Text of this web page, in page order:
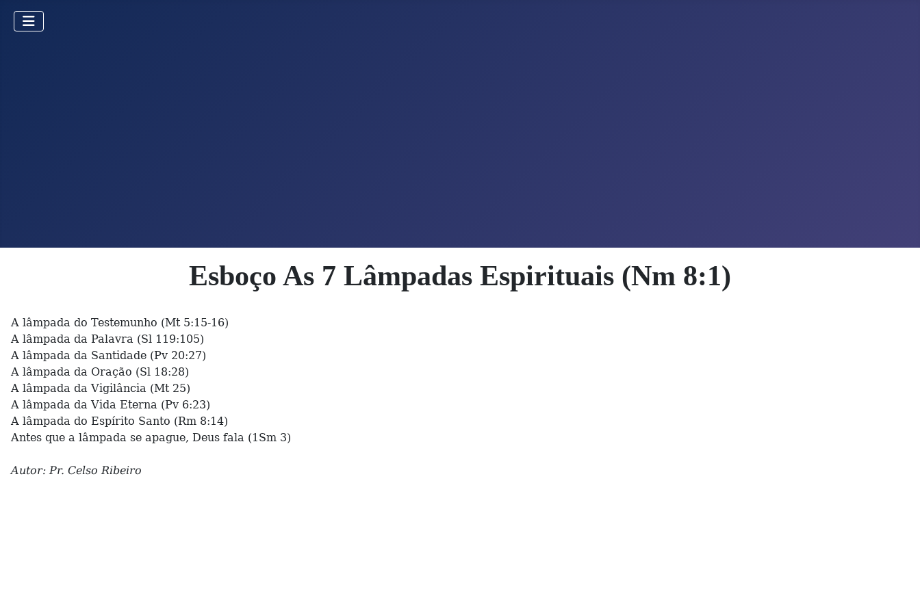
Esboço As 7 Lâmpadas Espirituais (Nm 8:1)
A lâmpada do Testemunho (Mt 5:15-16)
A lâmpada da Palavra (Sl 119:105)
A lâmpada da Santidade (Pv 20:27)
A lâmpada da Oração (Sl 18:28)
A lâmpada da Vigilância (Mt 25)
A lâmpada da Vida Eterna (Pv 6:23)
A lâmpada do Espírito Santo (Rm 8:14)
Antes que a lâmpada se apague, Deus fala (1Sm 3)
Autor: Pr. Celso Ribeiro